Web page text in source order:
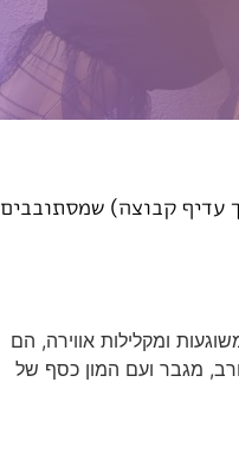
הצורך גם אחד אך עדיף קבוצה) שמסתובבים
משוגעות ומקלילות אווירה, הם
מגבר ועם המון כסף של